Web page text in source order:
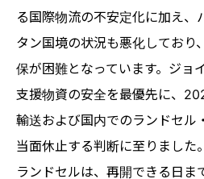
る国際物流の不安定化に加え、
タン国境の状況も悪化しており
保が困難となっています。ジョ
支援物資の安全を最優先に、
輸送および国内でのランドセル
当面休止する判断に至りました
ランドセルは、再開できる日ま